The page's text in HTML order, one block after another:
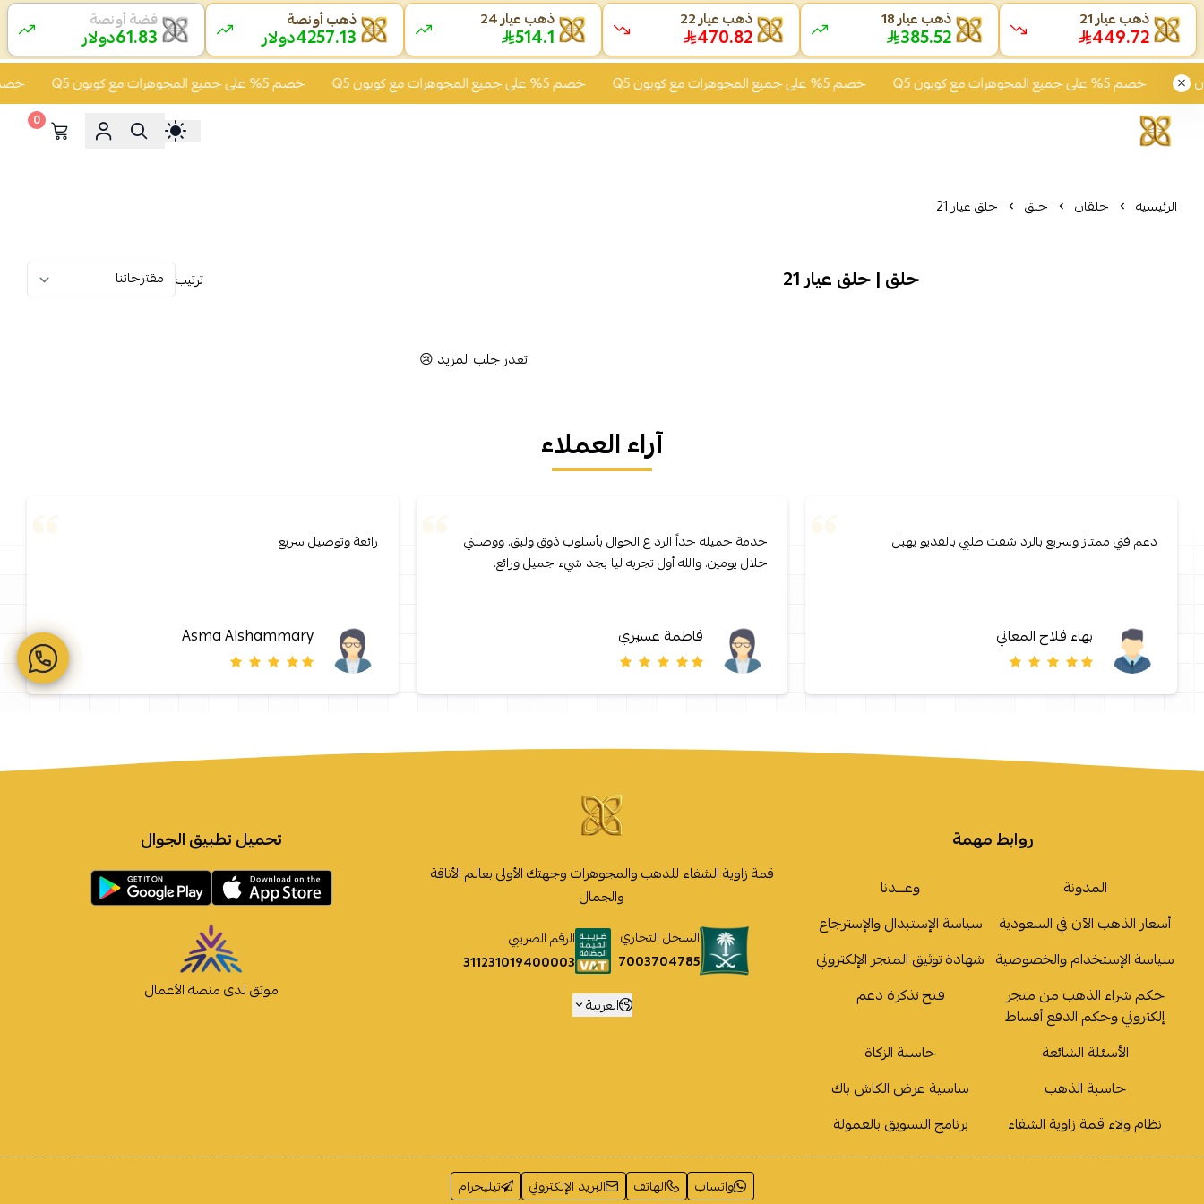
خصم 5% على جميع المجوهرات مع كوبون Q5 خصم 5% على جميع المجوهرات مع كوبون Q5 خصم 5% على جميع المجوهرات مع كوبون Q5 خصم 5% على جميع المجوهرات مع كوبون Q5 خصم 5% على جميع المجوهرات مع كوبون Q5
0
الرئيسية حلقان حلق حلق عيار 21
حلق | حلق عيار 21 ترتيب
تعذر جلب المزيد 😢
آراء العملاء
دعم فني ممتاز وسريع بالرد شفت طلبي بالفديو يهبل
بهاء فلاح المعاني
خدمة جميله جداً الرد ع الجوال بأسلوب ذوق ولبق. ووصلني
خلال يومين. والله أول تجربه ليا بجد شيء جميل ورائع.
فاطمة عسيري
رائعة وتوصيل سريع
Asma Alshammary
روابط مهمة
المدونة
وعـــدنا
أسعار الذهب الآن في السعودية
سياسة الإستبدال والإسترجاع
سياسة الإستخدام والخصوصية شهادة توثيق المتجر الإلكتروني
حكم شراء الذهب من متجر
إلكتروني وحكم الدفع أقساط
فتح تذكرة دعم
الأسئلة الشائعة
حاسبة الزكاة
حاسبة الذهب
ساسية عرض الكاش باك
نظام ولاء قمة زاوية الشفاء
برنامج التسويق بالعمولة
قمة زاوية الشفاء للذهب والمجوهرات وجهتك الأولى بعالم الأناقة
والجمال
السجل التجاري
7003704785
الرقم الضريبي
311231019400003
العربية
تحميل تطبيق الجوال
موثق لدى منصة الأعمال
واتساب الهاتف البريد الإلكتروني تيليجرام
ذهب عيار 21
449.72
ذهب عيار 18
385.52
ذهب عيار 22
470.82
ذهب عيار 24
514.1
ذهب أونصة
4257.13دولار
فضة أونصة
61.83دولار